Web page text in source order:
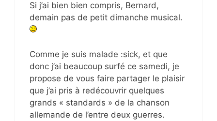
Si j’ai bien bien compris, Bernard,
demain pas de petit dimanche musical.
Comme je suis malade :sick, et que
donc j’ai beaucoup surfé ce samedi, je
propose de vous faire partager le plaisir
que j’ai pris à redécouvrir quelques
grands « standards » de la chanson
allemande de l’entre deux guerres.